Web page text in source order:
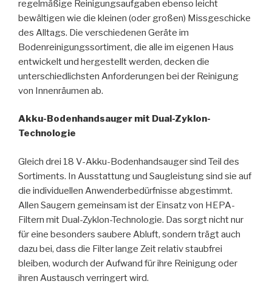
regelmäßige Reinigungsaufgaben ebenso leicht
bewältigen wie die kleinen (oder großen) Missgeschicke
des Alltags. Die verschiedenen Geräte im
Bodenreinigungssortiment, die alle im eigenen Haus
entwickelt und hergestellt werden, decken die
unterschiedlichsten Anforderungen bei der Reinigung
von Innenräumen ab.
Akku-Bodenhandsauger mit Dual-Zyklon-
Technologie
Gleich drei 18 V-Akku-Bodenhandsauger sind Teil des
Sortiments. In Ausstattung und Saugleistung sind sie auf
die individuellen Anwenderbedürfnisse abgestimmt.
Allen Saugern gemeinsam ist der Einsatz von HEPA-
Filtern mit Dual-Zyklon-Technologie. Das sorgt nicht nur
für eine besonders saubere Abluft, sondern trägt auch
dazu bei, dass die Filter lange Zeit relativ staubfrei
bleiben, wodurch der Aufwand für ihre Reinigung oder
ihren Austausch verringert wird.